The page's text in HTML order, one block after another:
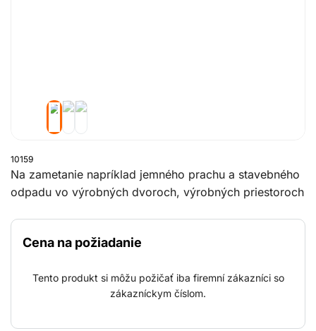
10159
Na zametanie napríklad jemného prachu a stavebného
odpadu vo výrobných dvoroch, výrobných priestoroch
Cena na požiadanie
Tento produkt si môžu požičať iba firemní zákazníci so
zákazníckym číslom.